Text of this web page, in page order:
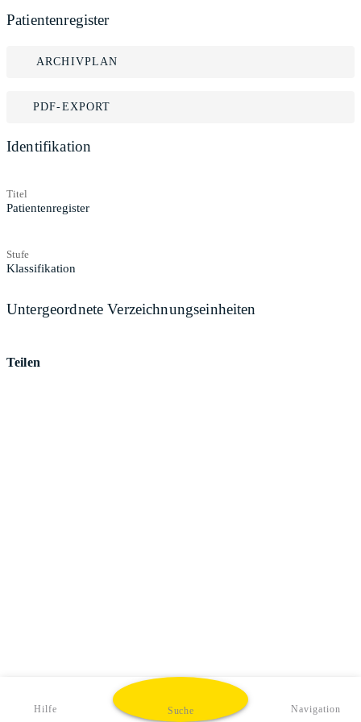
Patientenregister
ARCHIVPLAN
PDF-EXPORT
Identifikation
Titel
Patientenregister
Stufe
Klassifikation
Untergeordnete Verzeichnungseinheiten
Teilen
Hilfe Suche Navigation